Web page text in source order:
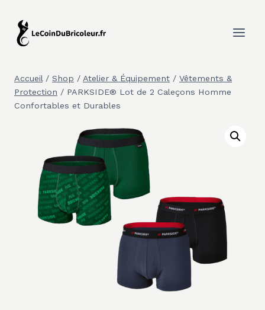
contenu
Accueil / Shop / Atelier & Équipement / Vêtements &
Protection / PARKSIDE® Lot de 2 Caleçons Homme
Confortables et Durables